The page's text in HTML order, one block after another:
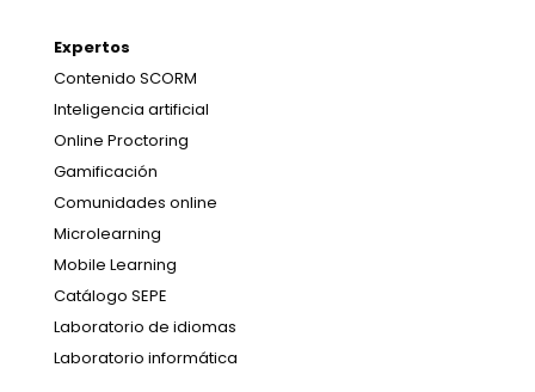
Expertos
Contenido SCORM
Inteligencia artificial
Online Proctoring
Gamificación
Comunidades online
Microlearning
Mobile Learning
Catálogo SEPE
Laboratorio de idiomas
Laboratorio informática